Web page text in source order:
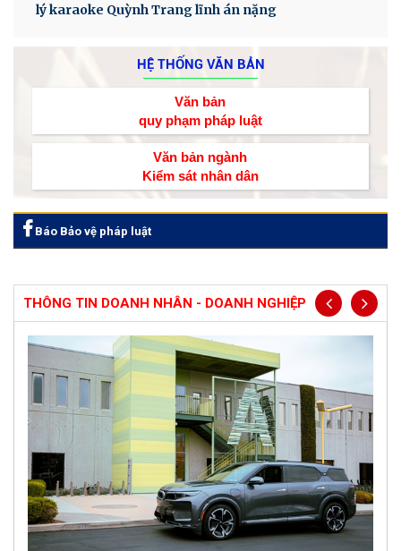
lý karaoke Quỳnh Trang lĩnh án nặng
HỆ THỐNG VĂN BẢN
Văn bản
quy phạm pháp luật
Văn bản ngành
Kiểm sát nhân dân
Báo Bảo vệ pháp luật
THÔNG TIN DOANH NHÂN - DOANH NGHIỆP